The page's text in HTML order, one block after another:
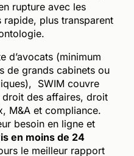
rupture avec les
plus transparent
d’avocats (minimum
de grands cabinets ou
SWIM couvre
droit des affaires, droit
M&A et compliance.
besoin en ligne et
en moins de 24
le meilleur rapport